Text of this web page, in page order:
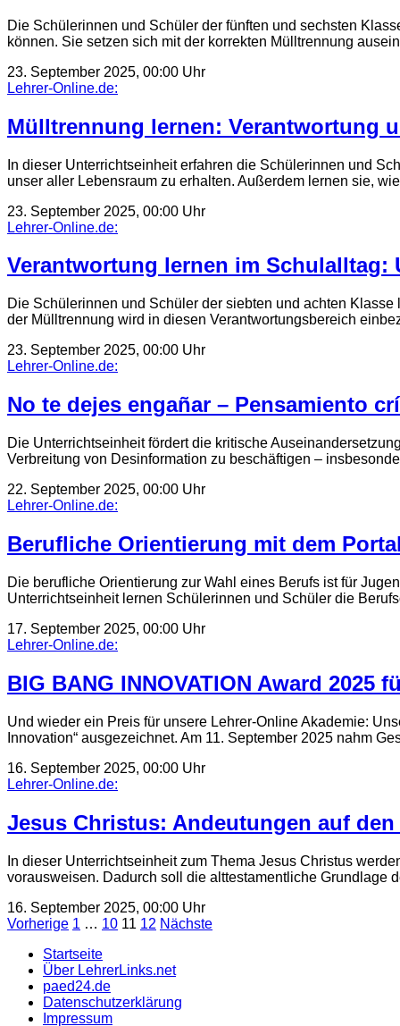
Die Schülerinnen und Schüler der fünften und sechsten
können. Sie setzen sich mit der korrekten Mülltrennung
23. September 2025, 00:00 Uhr
Lehrer-Online.de:
Mülltrennung lernen: Verantwortung
In dieser Unterrichtseinheit erfahren die Schülerinnen und
unser aller Lebensraum zu erhalten. Außerdem lernen sie,
23. September 2025, 00:00 Uhr
Lehrer-Online.de:
Verantwortung lernen im
Die Schülerinnen und Schüler der siebten und achten
der Mülltrennung wird in diesen Verantwortungsbereich
23. September 2025, 00:00 Uhr
Lehrer-Online.de:
No te dejes engañar – Pensamiento
Die Unterrichtseinheit fördert die kritische
Verbreitung von Desinformation zu beschäftigen –
22. September 2025, 00:00 Uhr
Lehrer-Online.de:
Berufliche Orientierung mit dem
Die berufliche Orientierung zur Wahl eines Berufs ist für
Unterrichtseinheit lernen Schülerinnen und Schüler die
17. September 2025, 00:00 Uhr
Lehrer-Online.de:
BIG BANG INNOVATION Award 2025
Und wieder ein Preis für unsere Lehrer-Online Akademie:
Innovation“ ausgezeichnet. Am 11. September 2025 nahm
16. September 2025, 00:00 Uhr
Lehrer-Online.de:
Jesus Christus: Andeutungen auf
In dieser Unterrichtseinheit zum Thema Jesus Christus
vorausweisen. Dadurch soll die alttestamentliche Grundlage
16. September 2025, 00:00 Uhr
Seitennummerierung
der
Beiträge
Vorherige 1 … 10 11 12 Nächste
Startseite
Über LehrerLinks.net
paed24.de
Datenschutzerklärung
Impressum